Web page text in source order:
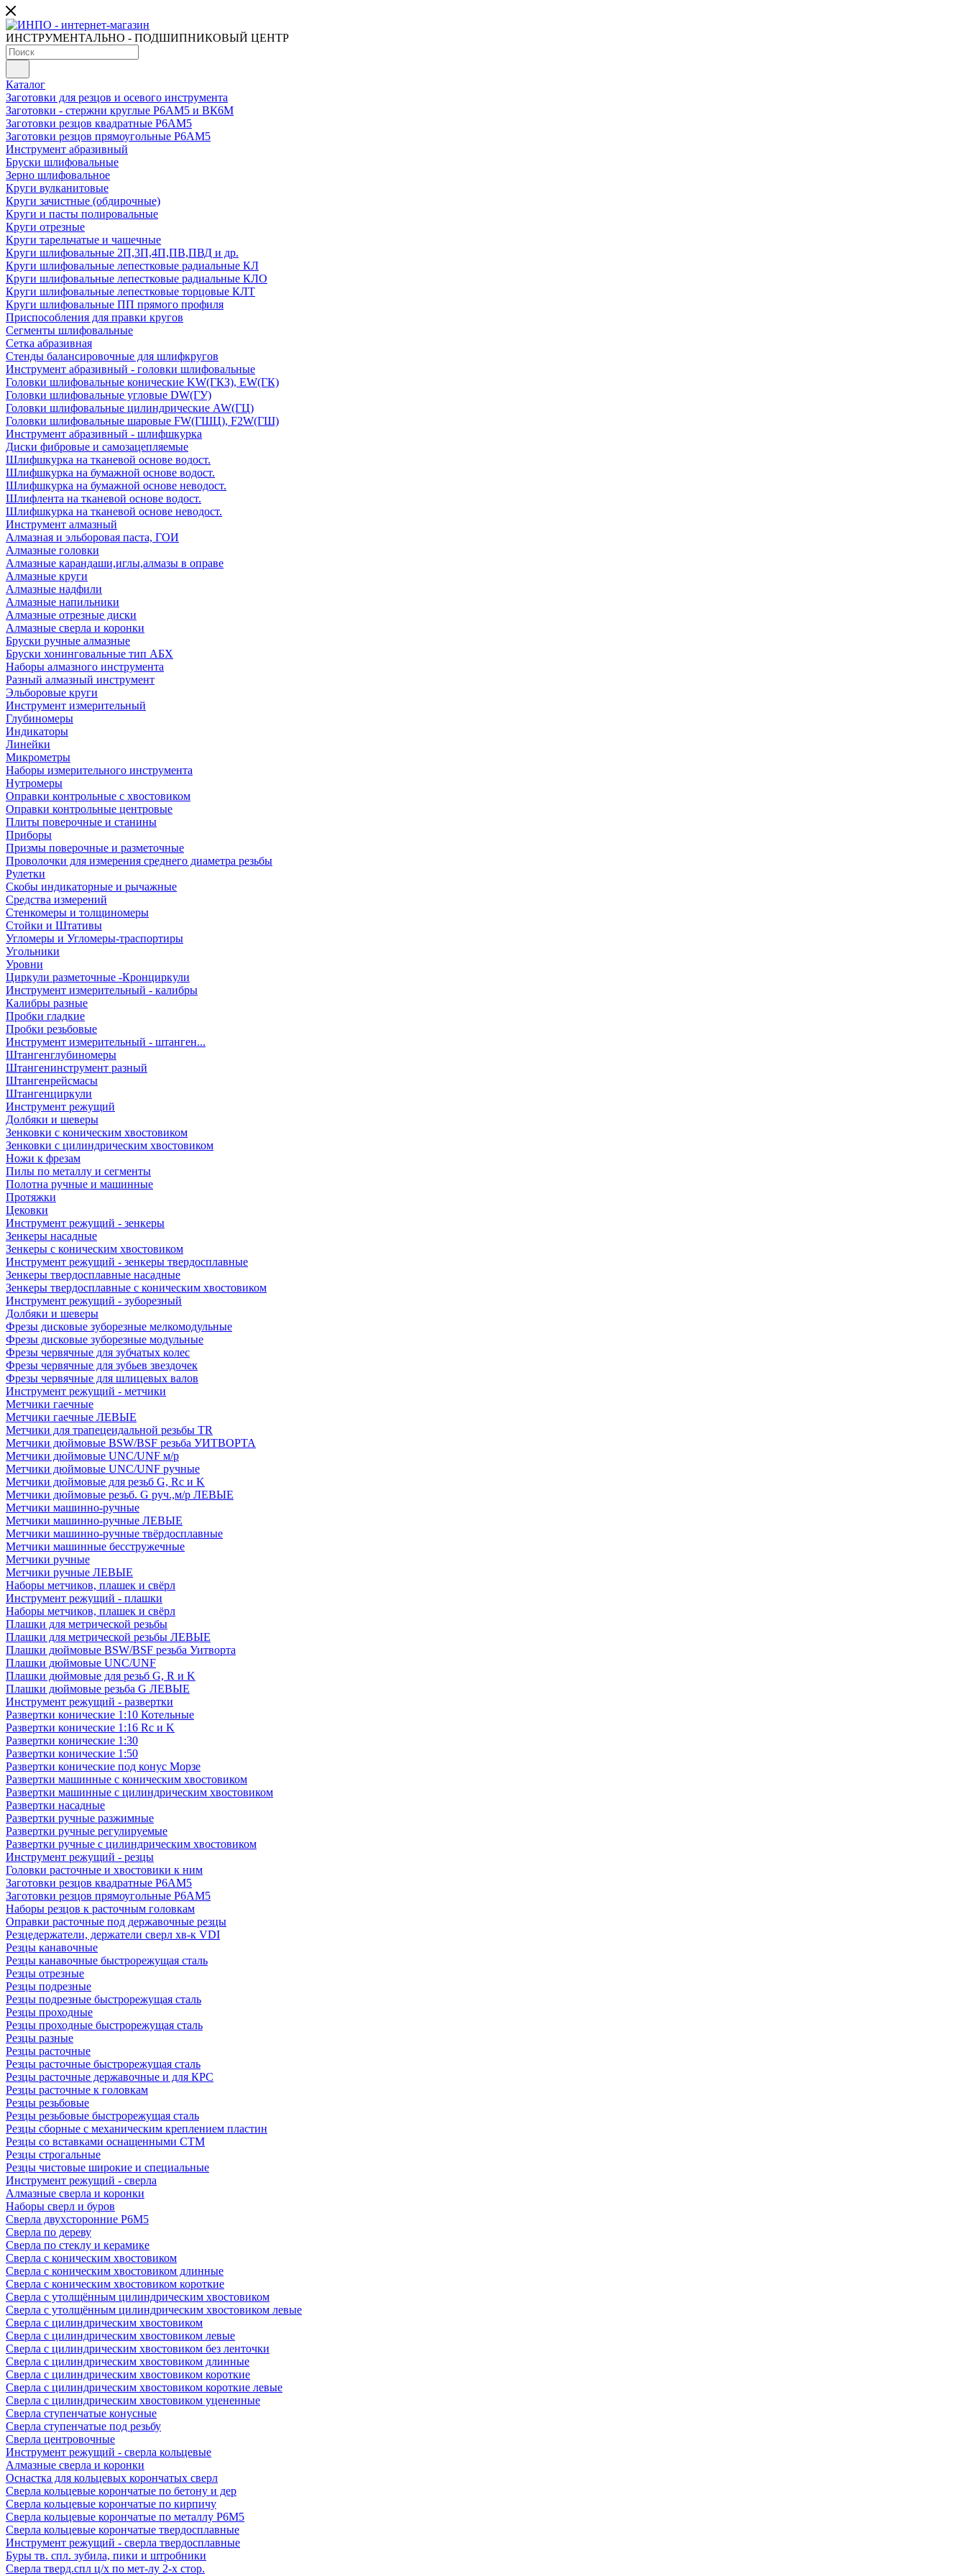
ИНСТРУМЕНТАЛЬНО - ПОДШИПНИКОВЫЙ ЦЕНТР
Каталог
Заготовки для резцов и осевого инструмента
Заготовки - стержни круглые Р6АМ5 и ВК6М
Заготовки резцов квадратные Р6АМ5
Заготовки резцов прямоугольные Р6АМ5
Инструмент абразивный
Бруски шлифовальные
Зерно шлифовальное
Круги вулканитовые
Круги зачистные (обдирочные)
Круги и пасты полировальные
Круги отрезные
Круги тарельчатые и чашечные
Круги шлифовальные 2П,3П,4П,ПВ,ПВД и др.
Круги шлифовальные лепестковые радиальные КЛ
Круги шлифовальные лепестковые радиальные КЛО
Круги шлифовальные лепестковые торцовые КЛТ
Круги шлифовальные ПП прямого профиля
Приспособления для правки кругов
Сегменты шлифовальные
Сетка абразивная
Стенды балансировочные для шлифкругов
Инструмент абразивный - головки шлифовальные
Головки шлифовальные конические KW(ГКЗ), EW(ГК)
Головки шлифовальные угловые DW(ГУ)
Головки шлифовальные цилиндрические AW(ГЦ)
Головки шлифовальные шаровые FW(ГШЦ), F2W(ГШ)
Инструмент абразивный - шлифшкурка
Диски фибровые и самозацепляемые
Шлифшкурка на тканевой основе водост.
Шлифшкурка на бумажной основе водост.
Шлифшкурка на бумажной основе неводост.
Шлифлента на тканевой основе водост.
Шлифшкурка на тканевой основе неводост.
Инструмент алмазный
Алмазная и эльборовая паста, ГОИ
Алмазные головки
Алмазные карандаши,иглы,алмазы в оправе
Алмазные круги
Алмазные надфили
Алмазные напильники
Алмазные отрезные диски
Алмазные сверла и коронки
Бруски ручные алмазные
Бруски хонинговальные тип АБХ
Наборы алмазного инструмента
Разный алмазный инструмент
Эльборовые круги
Инструмент измерительный
Глубиномеры
Индикаторы
Линейки
Микрометры
Наборы измерительного инструмента
Нутромеры
Оправки контрольные с хвостовиком
Оправки контрольные центровые
Плиты поверочные и станины
Приборы
Призмы поверочные и разметочные
Проволочки для измерения среднего диаметра резьбы
Рулетки
Скобы индикаторные и рычажные
Средства измерений
Стенкомеры и толщиномеры
Стойки и Штативы
Угломеры и Угломеры-траспортиры
Угольники
Уровни
Циркули разметочные -Кронциркули
Инструмент измерительный - калибры
Калибры разные
Пробки гладкие
Пробки резьбовые
Инструмент измерительный - штанген...
Штангенглубиномеры
Штангенинструмент разный
Штангенрейсмасы
Штангенциркули
Инструмент режущий
Долбяки и шеверы
Зенковки с коническим хвостовиком
Зенковки с цилиндрическим хвостовиком
Ножи к фрезам
Пилы по металлу и сегменты
Полотна ручные и машинные
Протяжки
Цековки
Инструмент режущий - зенкеры
Зенкеры насадные
Зенкеры с коническим хвостовиком
Инструмент режущий - зенкеры твердосплавные
Зенкеры твердосплавные насадные
Зенкеры твердосплавные с коническим хвостовиком
Инструмент режущий - зуборезный
Долбяки и шеверы
Фрезы дисковые зуборезные мелкомодульные
Фрезы дисковые зуборезные модульные
Фрезы червячные для зубчатых колес
Фрезы червячные для зубьев звездочек
Фрезы червячные для шлицевых валов
Инструмент режущий - метчики
Метчики гаечные
Метчики гаечные ЛЕВЫЕ
Метчики для трапецеидальной резьбы TR
Метчики дюймовые BSW/BSF резьба УИТВОРТА
Метчики дюймовые UNC/UNF м/р
Метчики дюймовые UNC/UNF ручные
Метчики дюймовые для резьб G, Rc и K
Метчики дюймовые резьб. G руч.,м/р ЛЕВЫЕ
Метчики машинно-ручные
Метчики машинно-ручные ЛЕВЫЕ
Метчики машинно-ручные твёрдосплавные
Метчики машинные бесстружечные
Метчики ручные
Метчики ручные ЛЕВЫЕ
Наборы метчиков, плашек и свёрл
Инструмент режущий - плашки
Наборы метчиков, плашек и свёрл
Плашки для метрической резьбы
Плашки для метрической резьбы ЛЕВЫЕ
Плашки дюймовые BSW/BSF резьба Уитворта
Плашки дюймовые UNC/UNF
Плашки дюймовые для резьб G, R и K
Плашки дюймовые резьба G ЛЕВЫЕ
Инструмент режущий - развертки
Развертки конические 1:10 Котельные
Развертки конические 1:16 Rc и K
Развертки конические 1:30
Развертки конические 1:50
Развертки конические под конус Морзе
Развертки машинные с коническим хвостовиком
Развертки машинные с цилиндрическим хвостовиком
Развертки насадные
Развертки ручные разжимные
Развертки ручные регулируемые
Развертки ручные с цилиндрическим хвостовиком
Инструмент режущий - резцы
Головки расточные и хвостовики к ним
Заготовки резцов квадратные Р6АМ5
Заготовки резцов прямоугольные Р6АМ5
Наборы резцов к расточным головкам
Оправки расточные под державочные резцы
Резцедержатели, держатели сверл хв-к VDI
Резцы канавочные
Резцы канавочные быстрорежущая сталь
Резцы отрезные
Резцы подрезные
Резцы подрезные быстрорежущая сталь
Резцы проходные
Резцы проходные быстрорежущая сталь
Резцы разные
Резцы расточные
Резцы расточные быстрорежущая сталь
Резцы расточные державочные и для КРС
Резцы расточные к головкам
Резцы резьбовые
Резцы резьбовые быстрорежущая сталь
Резцы сборные с механическим креплением пластин
Резцы со вставками оснащенными СТМ
Резцы строгальные
Резцы чистовые широкие и специальные
Инструмент режущий - сверла
Алмазные сверла и коронки
Наборы сверл и буров
Сверла двухсторонние Р6М5
Сверла по дереву
Сверла по стеклу и керамике
Сверла с коническим хвостовиком
Сверла с коническим хвостовиком длинные
Сверла с коническим хвостовиком короткие
Сверла с утолщённым цилиндрическим хвостовиком
Сверла с утолщённым цилиндрическим хвостовиком левые
Сверла с цилиндрическим хвостовиком
Сверла с цилиндрическим хвостовиком левые
Сверла с цилиндрическим хвостовиком без ленточки
Сверла с цилиндрическим хвостовиком длинные
Сверла с цилиндрическим хвостовиком короткие
Сверла с цилиндрическим хвостовиком короткие левые
Сверла с цилиндрическим хвостовиком уцененные
Сверла ступенчатые конусные
Сверла ступенчатые под резьбу
Сверла центровочные
Инструмент режущий - сверла кольцевые
Алмазные сверла и коронки
Оснастка для кольцевых корончатых сверл
Сверла кольцевые корончатые по бетону и дер
Сверла кольцевые корончатые по кирпичу
Сверла кольцевые корончатые по металлу Р6М5
Сверла кольцевые корончатые твердосплавные
Инструмент режущий - сверла твердосплавные
Буры тв. спл. зубила, пики и штробники
Сверла тверд.спл ц/х по мет-лу 2-х стор.